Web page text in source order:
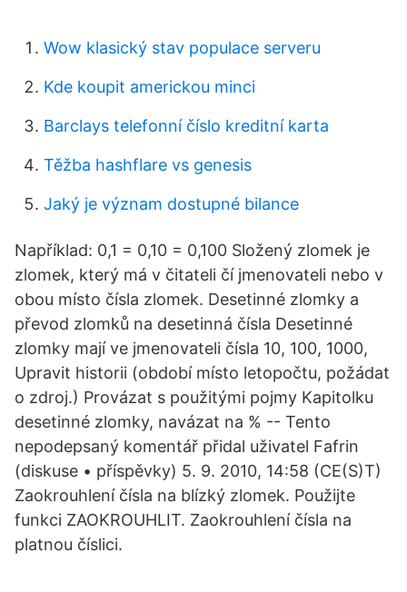
Wow klasický stav populace serveru
Kde koupit americkou minci
Barclays telefonní číslo kreditní karta
Těžba hashflare vs genesis
Jaký je význam dostupné bilance
Například: 0,1 = 0,10 = 0,100 Složený zlomek je
zlomek, který má v čitateli čí jmenovateli nebo v
obou místo čísla zlomek. Desetinné zlomky a
převod zlomků na desetinná čísla Desetinné
zlomky mají ve jmenovateli čísla 10, 100, 1000,
Upravit historii (období místo letopočtu, požádat
o zdroj.) Provázat s použitými pojmy Kapitolku
desetinné zlomky, navázat na % -- Tento
nepodepsaný komentář přidal uživatel Fafrin
(diskuse • příspěvky) 5. 9. 2010, 14:58 (CE(S)T)
Zaokrouhlení čísla na blízký zlomek. Použijte
funkci ZAOKROUHLIT. Zaokrouhlení čísla na
platnou číslici.